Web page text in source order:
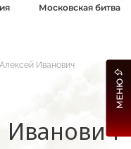
Московская битва
Иванович
Иванович
МЕНЮ